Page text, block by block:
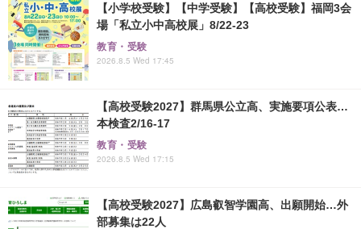
【小学校受験】【中学受験】【高校受験】福岡3会
場「私立小中高校展」8/22-23
教育・受験
2026.8.5 Wed 17:45
【高校受験2027】群馬県公立高、実施要項公表…
本検査2/16-17
教育・受験
2026.8.5 Wed 17:15
【高校受験2027】広島叡智学園高、出願開始…外
部募集は22人